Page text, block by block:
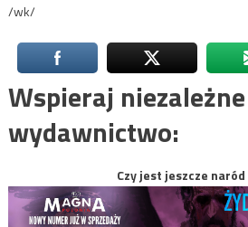
/wk/
Wspieraj niezależne
wydawnictwo:
Czy jest jeszcze